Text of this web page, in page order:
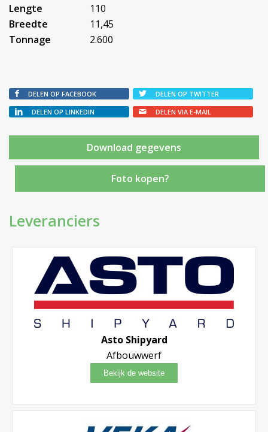
Lengte
110
Breedte
11,45
Tonnage
2.600
DELEN OP FACEBOOK
DELEN OP TWITTER
DELEN OP LINKEDIN
DELEN VIA E-MAIL
Foto kopen?
Leveranciers
Asto Shipyard
Afbouwwerf